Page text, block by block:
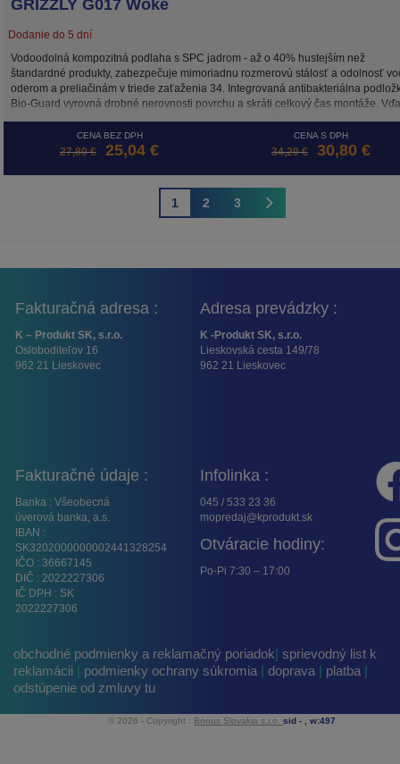
GRIZZLY G017 Woke
Dodanie do 5 dní
Vodoodolná kompozitná podlaha s SPC jadrom - až o 40% hustejším než
štandardné produkty, zabezpečuje mimoriadnu rozmerovú stálosť a odolnosť
oderom a preliačinám v triede zaťaženia 34. Integrovaná antibakteriálna
Bio-Guard vyrovná drobné nerovnosti povrchu a skráti celkový čas montáže.
Povrchová úprava UV Coating zachováva farebnú stálosť podlahy po dlhé roky.
obsahu formaldehydu a ftalátov s certifikátom emisií prchavých látok triedy A+,
Republic Floor na použitie v domácom, ale aj komerčnom prostredí s vysokým
CENA BEZ DPH
27,80 € 25,04 €
CENA S DPH
34,20 € 30,80 €
1 2 3
Fakturačná adresa :
K – Produkt SK, s.r.o.
Osloboditeľov 16
962 21 Lieskovec
Adresa prevádzky :
K -Produkt SK, s.r.o.
Lieskovská cesta 149/78
962 21 Lieskovec
Fakturačné údaje :
Banka : Všeobecná
úverová banka, a.s.
IBAN :
SK3202000000002441328254
IČO : 36667145
DIČ : 2022227306
IČ DPH : SK
2022227306
Infolinka :
045 / 533 23 36
mopredaj@kprodukt.sk
Otváracie hodiny:
Po-Pi 7:30 – 17:00
obchodné podmienky a reklamačný poriadok| sprievodný list k
reklamácii
podmienky ochrany súkromia | doprava | platba |
odstúpenie od zmluvy tu
© 2026 - Copyright : Bonus Slovakia s.r.o. sid - , w:497